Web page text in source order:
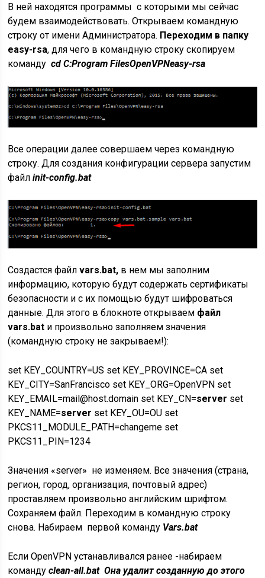
В ней находятся программы с которыми мы сейчас
будем взаимодействовать. Открываем командную
строку от имени Администратора. Переходим в папку
easy-rsa, для чего в командную строку скопируем
командуcd C:Program FilesOpenVPNeasy-rsa
Все операции далее совершаем через командную
строку. Для создания конфигурации сервера запустим
файлinit-config.bat
Создастся файлvars.bat, в нем мы заполним
информацию, которую будут содержать сертификаты
безопасности и с их помощью будут шифроваться
данные. Для этого в блокноте открываем файл
vars.bat и произвольно заполняем значения
(командную строку не закрываем!):
set KEY_COUNTRY=US set KEY_PROVINCE=CA set
KEY_CITY=SanFrancisco set KEY_ORG=OpenVPN set
KEY_EMAIL=mail@host.domain set KEY_CN=server set
KEY_NAME=server set KEY_OU=OU set
PKCS11_MODULE_PATH=changeme set
PKCS11_PIN=1234
Значения «server» не изменяем. Все значения (страна,
регион, город, организация, почтовый адрес)
проставляем произвольно английским шрифтом.
Сохраняем файл. Переходим в командную строку
снова. Набираем первой команду Vars.bat
Если OpenVPN устанавливался ранее -набираем
командуclean-all.bat Она удалит созданную до этого